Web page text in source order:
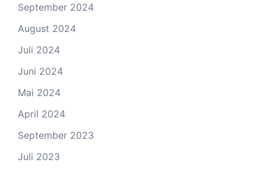
September 2024
August 2024
Juli 2024
Juni 2024
Mai 2024
April 2024
September 2023
Juli 2023